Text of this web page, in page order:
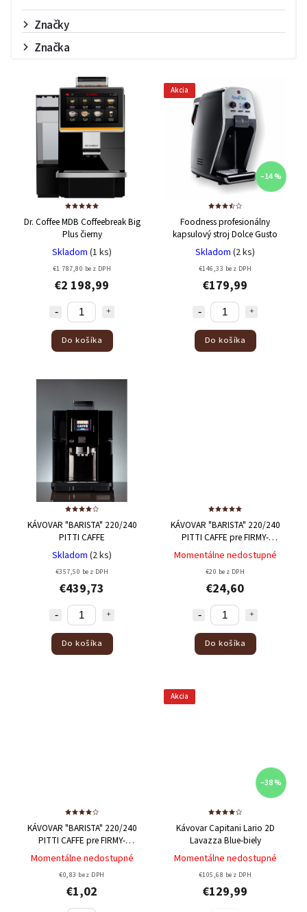
Značky
Značka
Dr. Coffee MDB Coffeebreak Big
Plus čierny
Skladom (1 ks)
€1 787,80 bez DPH
€2 198,99
Do košíka
Akcia
–14 %
Foodness profesionálny
kapsulový stroj Dolce Gusto
Skladom (2 ks)
€146,33 bez DPH
€179,99
Do košíka
KÁVOVAR "BARISTA" 220/240
PITTI CAFFE
Skladom (2 ks)
€357,50 bez DPH
€439,73
Do košíka
KÁVOVAR "BARISTA" 220/240
PITTI CAFFE pre FIRMY-
prenájom
Momentálne nedostupné
€20 bez DPH
€24,60
Do košíka
KÁVOVAR "BARISTA" 220/240
PITTI CAFFE pre FIRMY-
prenájom
Momentálne nedostupné
€0,83 bez DPH
€1,02
Akcia
–38 %
Kávovar Capitani Lario 2D
Lavazza Blue-biely
Momentálne nedostupné
€105,68 bez DPH
€129,99